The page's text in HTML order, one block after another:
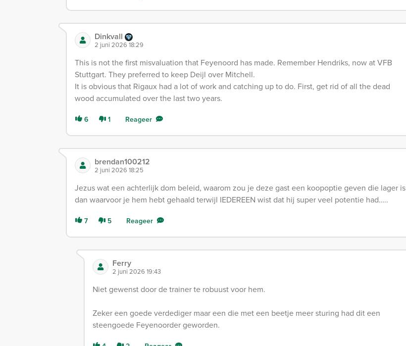
Dinkvall
2 juni 2026 18:29
This is not the first misvaluation that Feyenoord has made. Remember Hendriks, now at VFB
Stuttgart. They preferred to keep Deijl over Mitchell.
It is obvious that Rigaux had a lot of work and catching up to do. First, get rid of all the dead
wood accumulated over the last two years.
6 1 Reageer
brendan100212
2 juni 2026 18:25
Jezus wat een achterlijk dom beleid, waarom zou je deze gast een koopoptie geven die lager is
dan waarvoor je hem hebt gehaald terwijl IEDEREEN wist dat hij super veel potentie had…..
7 5 Reageer
Ferry
2 juni 2026 19:43
Niet gewenst door de trainer te robuust voor hem.
Zeker een goede verdediger maar een die met een beetje meer sturing had dit een
steengoede Feyenoorder geworden.